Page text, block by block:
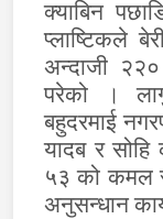
क्याबिन
प्लाष्टिकले
अन्दाजी
परेको ।
बहुदरमाई
यादब र सोहि
५३ को कमल
अनुसन्धान